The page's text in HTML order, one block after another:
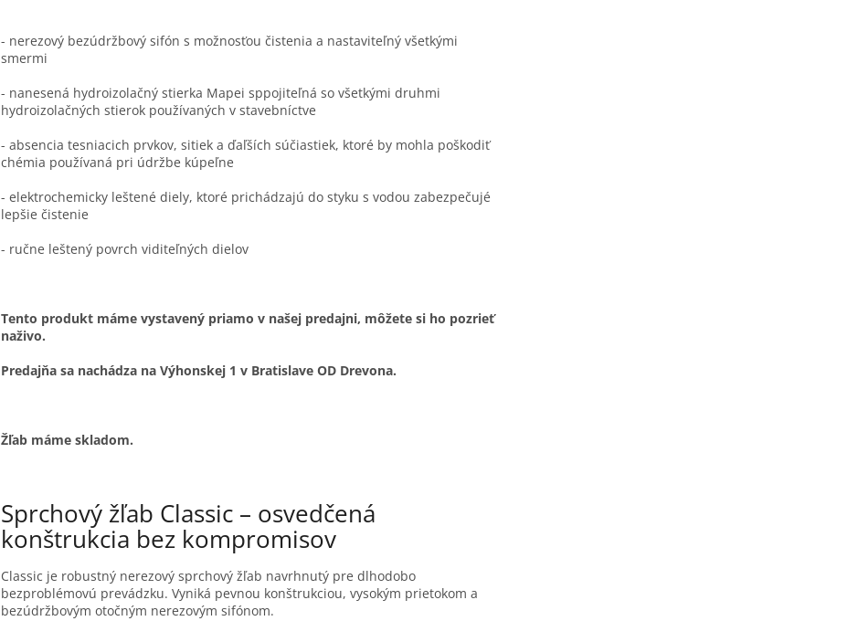
- nerezový bezúdržbový sifón s možnosťou čistenia a nastaviteľný všetkými
smermi
- nanesená hydroizolačný stierka Mapei sppojiteľná so všetkými druhmi
hydroizolačných stierok používaných v stavebníctve
- absencia tesniacich prvkov, sitiek a ďaľších súčiastiek, ktoré by mohla poškodiť
chémia používaná pri údržbe kúpeľne
- elektrochemicky leštené diely, ktoré prichádzajú do styku s vodou zabezpečujé
lepšie čistenie
- ručne leštený povrch viditeľných dielov
Tento produkt máme vystavený priamo v našej predajni, môžete si ho pozrieť
naživo.
Predajňa sa nachádza na Výhonskej 1 v Bratislave OD Drevona.
Žľab máme skladom.
Sprchový žľab Classic – osvedčená
konštrukcia bez kompromisov
Classic je robustný nerezový sprchový žľab navrhnutý pre dlhodobo
bezproblémovú prevádzku. Vyniká pevnou konštrukciou, vysokým prietokom a
bezúdržbovým otočným nerezovým sifónom.